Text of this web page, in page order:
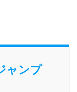
ャンプ